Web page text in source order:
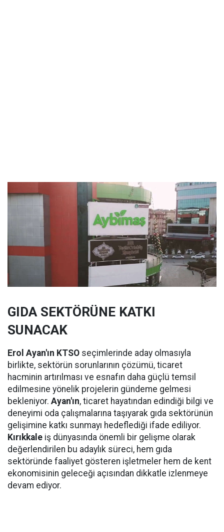
GIDA SEKTÖRÜNE KATKI
SUNACAK
Erol Ayan'ın KTSO seçimlerinde aday olmasıyla
birlikte, sektörün sorunlarının çözümü, ticaret
hacminin artırılması ve esnafın daha güçlü temsil
edilmesine yönelik projelerin gündeme gelmesi
bekleniyor. Ayan'ın, ticaret hayatından edindiği bilgi ve
deneyimi oda çalışmalarına taşıyarak gıda sektörünün
gelişimine katkı sunmayı hedeflediği ifade ediliyor.
Kırıkkale iş dünyasında önemli bir gelişme olarak
değerlendirilen bu adaylık süreci, hem gıda
sektöründe faaliyet gösteren işletmeler hem de kent
ekonomisinin geleceği açısından dikkatle izlenmeye
devam ediyor.